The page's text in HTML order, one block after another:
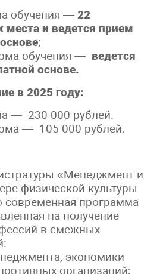
обучения — 22
и ведется прием
;
обучения — ведется
основе.
в 2025 году:
— 230 000 рублей.
— 105 000 рублей.
«Менеджмент и
физической культуры
современная программа
на получение
в смежных
экономики
организаций;